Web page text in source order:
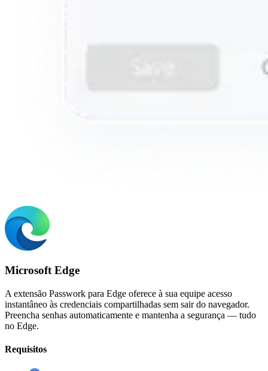
Microsoft Edge
A extensão Passwork para Edge oferece à sua equipe acesso
instantâneo às credenciais compartilhadas sem sair do navegador.
Preencha senhas automaticamente e mantenha a segurança — tudo
no Edge.
Requisitos